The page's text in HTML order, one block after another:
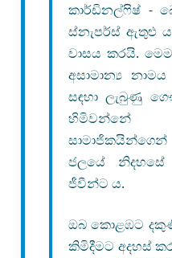
කාර්ඩිනල්ෆිෂ් -
ස්නැපර්ස් ඇතුළු
වාසය කරයි.
අසාමාන්‍ය
සඳහා ලැබුණු
හිමිවන්නේ
ජලයේ
ජීවීන්ට ය.
ඔබ කොළඹට
කිමිදීමට අදහස්